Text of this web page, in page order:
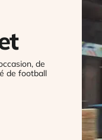
de
de football